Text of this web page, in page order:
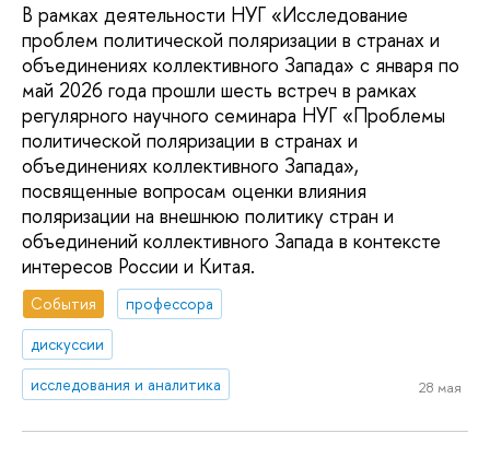
В рамках деятельности НУГ «Исследование
проблем политической поляризации в странах и
объединениях коллективного Запада» с января по
май 2026 года прошли шесть встреч в рамках
регулярного научного семинара НУГ «Проблемы
политической поляризации в странах и
объединениях коллективного Запада»,
посвященные вопросам оценки влияния
поляризации на внешнюю политику стран и
объединений коллективного Запада в контексте
интересов России и Китая.
События
профессора
дискуссии
исследования и аналитика
28 мая